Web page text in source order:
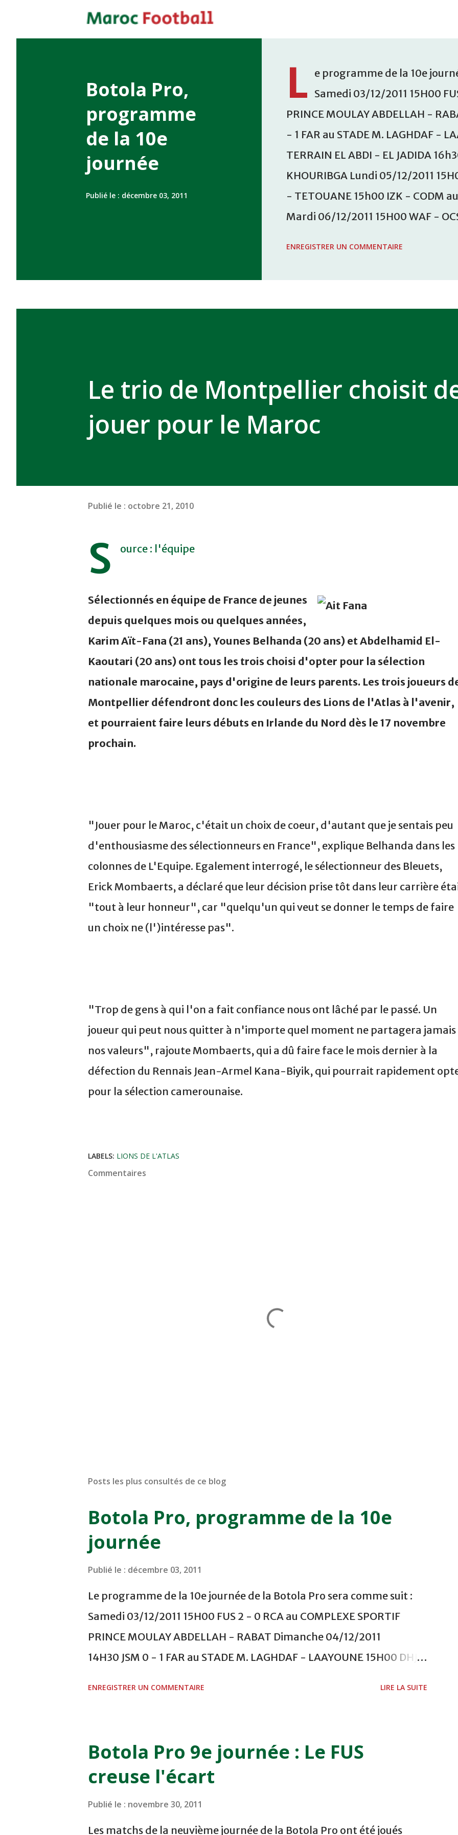
Botola Pro,
programme
de la 10e
journée
Publié le : décembre 03, 2011
L e programme de la 10e
Samedi 03/12/2011 15H00
PRINCE MOULAY ABDELLAH -
- 1 FAR au STADE M. LAGHDAF -
TERRAIN EL ABDI - EL JADIDA
KHOURIBGA Lundi 05/12/2011
- TETOUANE 15h00 IZK - CODM
Mardi 06/12/2011 15H00 WAF -
ENREGISTRER UN COMMENTAIRE
Le trio de Montpellier choisit
jouer pour le Maroc
Publié le : octobre 21, 2010
S ource : l'équipe
Sélectionnés en équipe de France de jeunes
depuis quelques mois ou quelques années,
Karim Aït-Fana (21 ans), Younes Belhanda (20 ans) et Abdelhamid El-
Kaoutari (20 ans) ont tous les trois choisi d'opter pour la sélection
nationale marocaine, pays d'origine de leurs parents. Les trois joueurs
Montpellier défendront donc les couleurs des Lions de l'Atlas à l'avenir,
et pourraient faire leurs débuts en Irlande du Nord dès le 17 novembre
prochain.
"Jouer pour le Maroc, c'était un choix de coeur, d'autant que je sentais peu
d'enthousiasme des sélectionneurs en France", explique Belhanda dans les
colonnes de L'Equipe. Egalement interrogé, le sélectionneur des Bleuets,
Erick Mombaerts, a déclaré que leur décision prise tôt dans leur carrière
"tout à leur honneur", car "quelqu'un qui veut se donner le temps de faire
un choix ne (l')intéresse pas".
"Trop de gens à qui l'on a fait confiance nous ont lâché par le passé. Un
joueur qui peut nous quitter à n'importe quel moment ne partagera jamais
nos valeurs", rajoute Mombaerts, qui a dû faire face le mois dernier à la
défection du Rennais Jean-Armel Kana-Biyik, qui pourrait rapidement
pour la sélection camerounaise.
LABELS: LIONS DE L'ATLAS
Commentaires
Posts les plus consultés de ce blog
Botola Pro, programme de la 10e
journée
Publié le : décembre 03, 2011
Le programme de la 10e journée de la Botola Pro sera comme suit :
Samedi 03/12/2011 15H00 FUS 2 - 0 RCA au COMPLEXE SPORTIF
PRINCE MOULAY ABDELLAH - RABAT Dimanche 04/12/2011
14H30 JSM 0 - 1 FAR au STADE M. LAGHDAF - LAAYOUNE 15H00 DHJ 0
COMPLEXE SPORTIF DE FES - FES WAC - MAS Reporté pour cause de
finale de la coupe de la CAF COMPLEXE SPORTIF MOHAMMED
VCASABLANCA
ENREGISTRER UN COMMENTAIRE LIRE LA SUITE
Botola Pro 9e journée : Le FUS
creuse l'écart
Publié le : novembre 30, 2011
Les matchs de la neuvième journée de la Botola Pro ont été joués